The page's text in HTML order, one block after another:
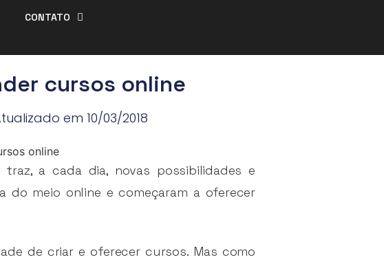
CONTATO
cursos online
em 10/03/2018
a cada dia, novas possibilidades e
do meio online e começaram a oferecer
de criar e oferecer cursos. Mas como